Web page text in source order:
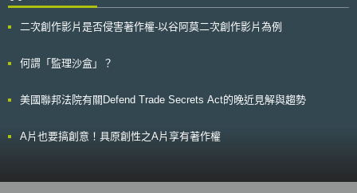
二次創作影片是否侵害著作權-以谷阿莫二次創作影片為例
何謂「監理沙盒」？
美國聯邦法院有關Defend Trade Secrets Act的晚近見解與趨勢
A片也要搞創意！具原創性之A片享有著作權